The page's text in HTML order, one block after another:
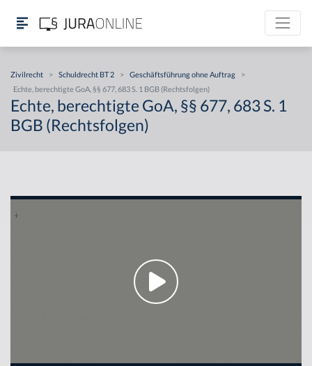
Zivilrecht > Schuldrecht BT 2 > Geschäftsführung ohne Auftrag
>
Echte, berechtigte GoA, §§ 677, 683 S. 1 BGB (Rechtsfolgen)
Echte, berechtigte GoA, §§ 677, 683 S. 1
BGB (Rechtsfolgen)